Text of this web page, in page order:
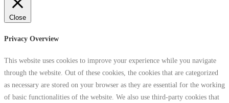
Close
Privacy Overview
This website uses cookies to improve your experience while you navigate
through the website. Out of these cookies, the cookies that are categorized
as necessary are stored on your browser as they are essential for the working
of basic functionalities of the website. We also use third-party cookies that